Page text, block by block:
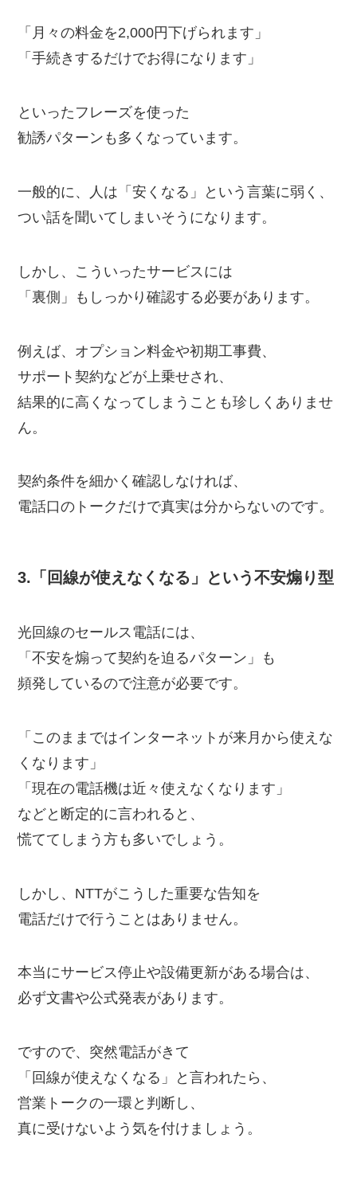
「月々の料金を2,000円下げられます」
「手続きするだけでお得になります」
といったフレーズを使った
勧誘パターンも多くなっています。
一般的に、人は「安くなる」という言葉に弱く、
つい話を聞いてしまいそうになります。
しかし、こういったサービスには
「裏側」もしっかり確認する必要があります。
例えば、オプション料金や初期工事費、
サポート契約などが上乗せされ、
結果的に高くなってしまうことも珍しくありませ
ん。
契約条件を細かく確認しなければ、
電話口のトークだけで真実は分からないのです。
3.「回線が使えなくなる」という不安煽り型
光回線のセールス電話には、
「不安を煽って契約を迫るパターン」も
頻発しているので注意が必要です。
「このままではインターネットが来月から使えな
くなります」
「現在の電話機は近々使えなくなります」
などと断定的に言われると、
慌ててしまう方も多いでしょう。
しかし、NTTがこうした重要な告知を
電話だけで行うことはありません。
本当にサービス停止や設備更新がある場合は、
必ず文書や公式発表があります。
ですので、突然電話がきて
「回線が使えなくなる」と言われたら、
営業トークの一環と判断し、
真に受けないよう気を付けましょう。